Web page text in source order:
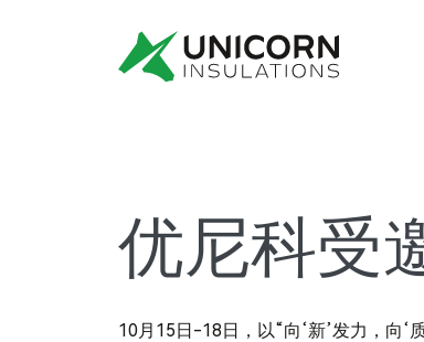
优尼科受
10月15日-18日，以“向‘新’发力，向